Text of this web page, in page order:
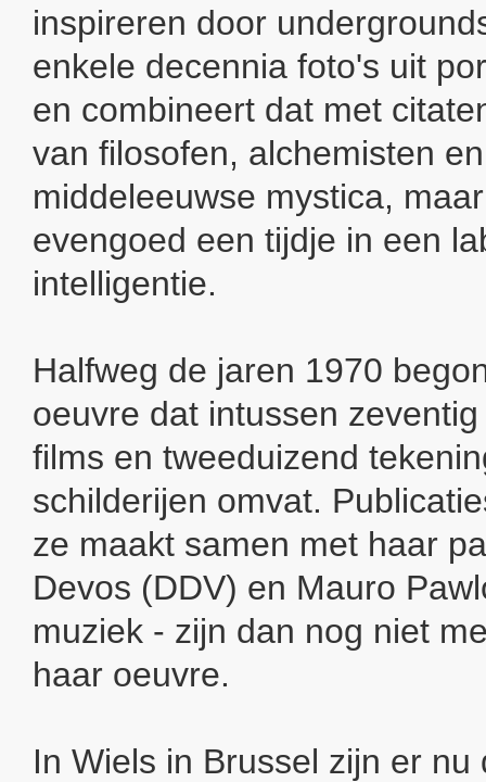
inspireren door
enkele decennia foto's uit
en combineert dat met
van filosofen, alchemisten
middeleeuwse mystica,
evengoed een tijdje in een
intelligentie.
Halfweg de jaren 1970
oeuvre dat intussen
films en tweeduizend
schilderijen omvat.
ze maakt samen met haar
Devos (DDV) en Mauro
muziek - zijn dan nog niet
haar oeuvre.
In Wiels in Brussel zijn er nu